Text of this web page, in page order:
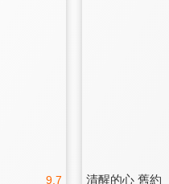
9.7 清醒的心 舊約